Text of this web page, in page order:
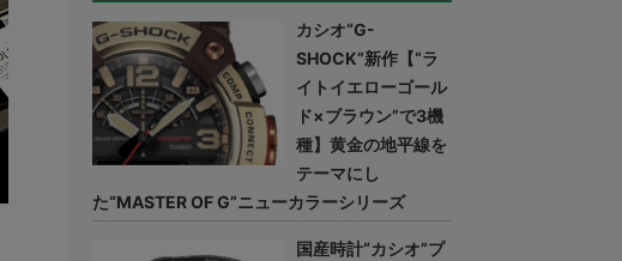
カシオ“G-
SHOCK”新作【“ラ
イトイエローゴール
ド×ブラウン”で3機
種】黄金の地平線を
テーマにし
た“MASTER OF G”ニューカラーシリーズ
国産時計“カシオ”プ